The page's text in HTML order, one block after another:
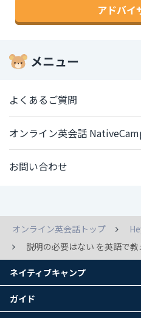
アドバイ
メニュー
よくあるご質問
オンライン英会話
お問い合わせ
オンライン英会話トップ
説明の必要はない を英語で教
ネイティブキャンプ
ガイド